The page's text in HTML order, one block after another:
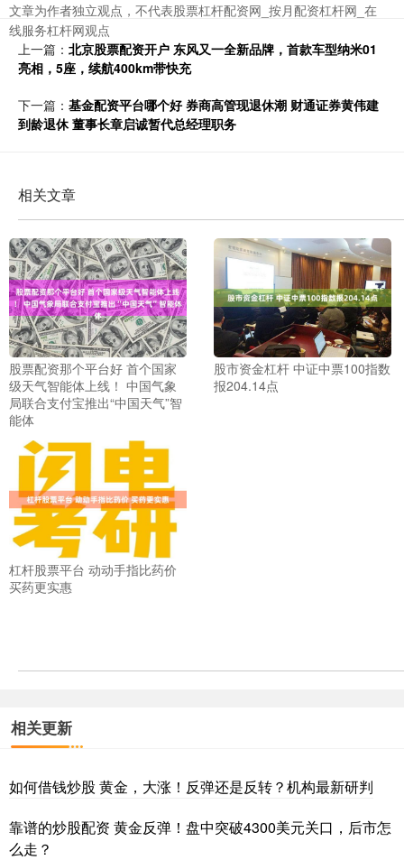
文章为作者独立观点，不代表股票杠杆配资网_按月配资杠杆网_在
线服务杠杆网观点
上一篇： 北京股票配资开户 东风又一全新品牌，首款车型纳米01
亮相，5座，续航400km带快充
下一篇： 基金配资平台哪个好 券商高管现退休潮 财通证券黄伟建
到龄退休 董事长章启诚暂代总经理职务
相关文章
股票配资那个平台好 首个国家
级天气智能体上线！ 中国气象
局联合支付宝推出“中国天气”智
能体
股市资金杠杆 中证中票100指数
报204.14点
杠杆股票平台 动动手指比药价
买药更实惠
相关更新
如何借钱炒股 黄金，大涨！反弹还是反转？机构最新研判
靠谱的炒股配资 黄金反弹！盘中突破4300美元关口，后市怎
么走？